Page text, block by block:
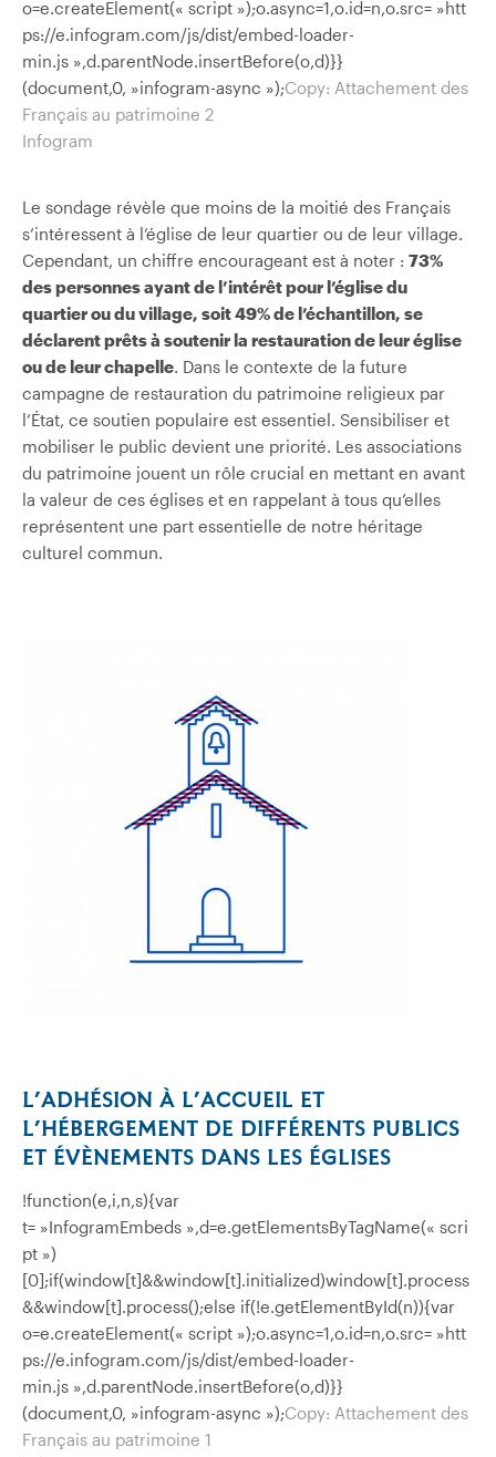
o=e.createElement(« script »);o.async=1,o.id=n,o.src= »htt
ps://e.infogram.com/js/dist/embed-loader-
min.js »,d.parentNode.insertBefore(o,d)}}
(document,0, »infogram-async »);Copy: Attachement des
Français au patrimoine 2
Infogram
Le sondage révèle que moins de la moitié des Français
s’intéressent à l’église de leur quartier ou de leur village.
Cependant, un chiffre encourageant est à noter : 73%
des personnes ayant de l’intérêt pour l’église du
quartier ou du village, soit 49% de l’échantillon, se
déclarent prêts à soutenir la restauration de leur église
ou de leur chapelle. Dans le contexte de la future
campagne de restauration du patrimoine religieux par
l’État, ce soutien populaire est essentiel. Sensibiliser et
mobiliser le public devient une priorité. Les associations
du patrimoine jouent un rôle crucial en mettant en avant
la valeur de ces églises et en rappelant à tous qu’elles
représentent une part essentielle de notre héritage
culturel commun.
L’ADHÉSION À L’ACCUEIL ET
L’HÉBERGEMENT DE DIFFÉRENTS PUBLICS
ET ÉVÈNEMENTS DANS LES ÉGLISES
!function(e,i,n,s){var
t= »InfogramEmbeds »,d=e.getElementsByTagName(« scri
pt »)
[0];if(window[t]&&window[t].initialized)window[t].process
&&window[t].process();else if(!e.getElementById(n)){var
o=e.createElement(« script »);o.async=1,o.id=n,o.src= »htt
ps://e.infogram.com/js/dist/embed-loader-
min.js »,d.parentNode.insertBefore(o,d)}}
(document,0, »infogram-async »);Copy: Attachement des
Français au patrimoine 1